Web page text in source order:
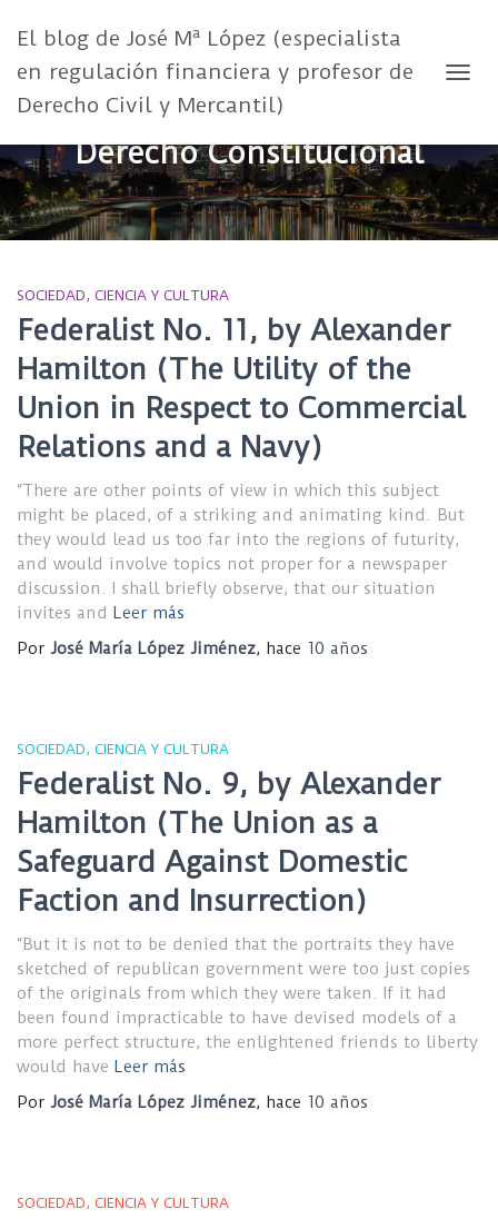
El blog de José Mª López (especialista
en regulación financiera y profesor de
Derecho Civil y Mercantil)
Derecho Constitucional
SOCIEDAD, CIENCIA Y CULTURA
Federalist No. 11, by Alexander
Hamilton (The Utility of the
Union in Respect to Commercial
Relations and a Navy)
“There are other points of view in which this subject
might be placed, of a striking and animating kind. But
they would lead us too far into the regions of futurity,
and would involve topics not proper for a newspaper
discussion. I shall briefly observe, that our situation
invites and Leer más
Por José María López Jiménez, hace 10 años
SOCIEDAD, CIENCIA Y CULTURA
Federalist No. 9, by Alexander
Hamilton (The Union as a
Safeguard Against Domestic
Faction and Insurrection)
“But it is not to be denied that the portraits they have
sketched of republican government were too just copies
of the originals from which they were taken. If it had
been found impracticable to have devised models of a
more perfect structure, the enlightened friends to liberty
would have Leer más
Por José María López Jiménez, hace 10 años
SOCIEDAD, CIENCIA Y CULTURA